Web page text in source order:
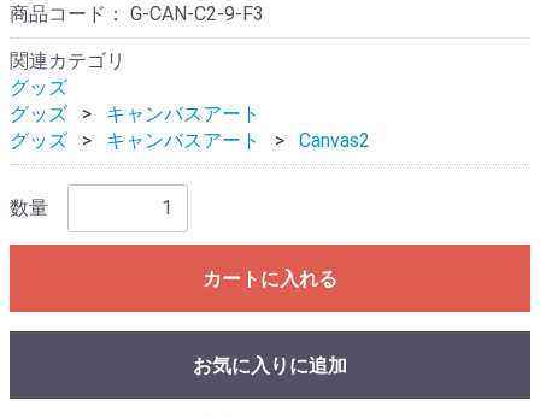
商品コード： G-CAN-C2-9-F3
関連カテゴリ
グッズ
グッズ
キャンバスアート
グッズ
キャンバスアート Canvas2
数量
カートに入れる
お気に入りに追加